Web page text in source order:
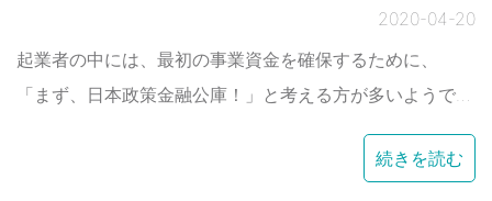
2020-04-20
起業者の中には、最初の事業資金を確保するために、
「まず、日本政策金融公庫！」と考える方が多いようで…
続きを読む